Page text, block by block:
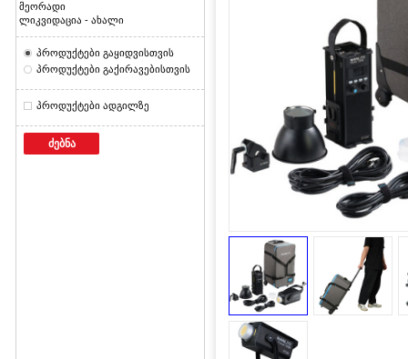
მეორადი
ლიკვიდაცია - ახალი
პროდუქტები გაყიდვისთვის
პროდუქტები გაქირავებისთვის
პროდუქტები ადგილზე
ძებნა